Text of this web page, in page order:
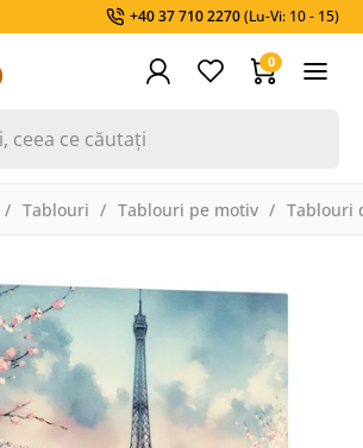
+40 37 710 2270(Lu-Vi: 10 - 15)
0
Tablouri Tablouri pe motiv Tablouri